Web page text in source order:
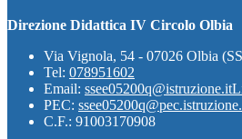
Direzione Didattica IV Circolo Olbia
Via Vignola, 54 - 07026 Olbia
Tel: 078951602
Email: ssee05200q@istruzione.it
PEC:
C.F.: 91003170908